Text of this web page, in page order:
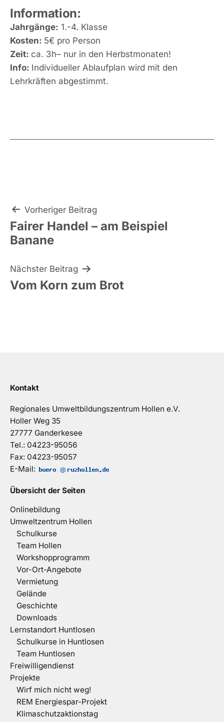
Information:
Jahrgänge: 1.-4. Klasse
Kosten: 5€ pro Person
Zeit: ca. 3h– nur in den Herbstmonaten!
Info: Individueller Ablaufplan wird mit den
Lehrkräften abgestimmt.
Beitragsnavigation
Vorheriger Beitrag
Fairer Handel – am Beispiel
Banane
Nächster Beitrag
Vom Korn zum Brot
Kontakt
Regionales Umweltbildungszentrum Hollen e.V.
Holler Weg 35
27777 Ganderkesee
Tel.: 04223-95056
Fax: 04223-95057
E-Mail:
@
Übersicht der Seiten
Onlinebildung
Umweltzentrum Hollen
Schulkurse
Team Hollen
Workshopprogramm
Vor-Ort-Angebote
Vermietung
Gelände
Geschichte
Downloads
Lernstandort Huntlosen
Schulkurse in Huntlosen
Team Huntlosen
Freiwilligendienst
Projekte
Wirf mich nicht weg!
REM Energiespar-Projekt
Klimaschutzaktionstag